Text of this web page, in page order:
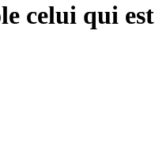
celui qui est